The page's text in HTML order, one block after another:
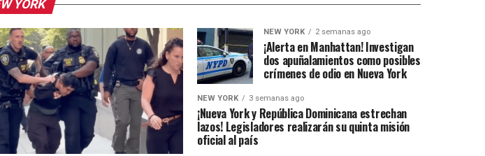
YORK
NEW YORK 2 semanas ago
¡Alerta en Manhattan! Investigan
dos apuñalamientos como posibles
crímenes de odio en Nueva York
NEW YORK 3 semanas ago
¡Nueva York y República Dominicana estrechan
lazos! Legisladores realizarán su quinta misión
oficial al país